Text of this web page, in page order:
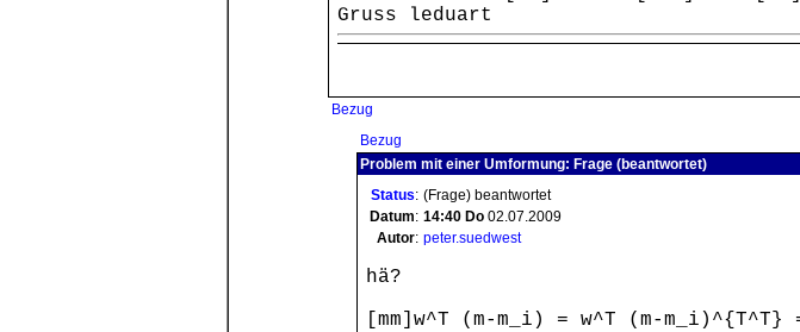
Gruss leduart
Bezug
Bezug
Problem mit einer Umformung: Frage (beantwortet)
Status: (Frage) beantwortet
Datum: 14:40 Do 02.07.2009
Autor: peter.suedwest
hä?
[mm]w^T (m-m_i) = w^T (m-